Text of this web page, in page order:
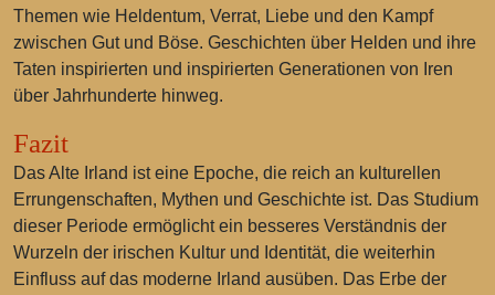
Themen wie Heldentum, Verrat, Liebe und den Kampf
zwischen Gut und Böse. Geschichten über Helden und ihre
Taten inspirierten und inspirierten Generationen von Iren
über Jahrhunderte hinweg.
Fazit
Das Alte Irland ist eine Epoche, die reich an kulturellen
Errungenschaften, Mythen und Geschichte ist. Das Studium
dieser Periode ermöglicht ein besseres Verständnis der
Wurzeln der irischen Kultur und Identität, die weiterhin
Einfluss auf das moderne Irland ausüben. Das Erbe der